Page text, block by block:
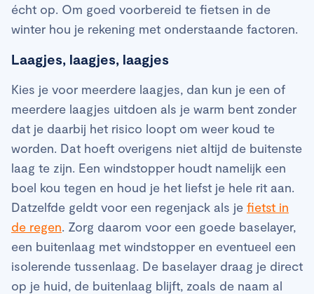
écht op. Om goed voorbereid te fietsen in de
winter hou je rekening met onderstaande factoren.
Laagjes, laagjes, laagjes
Kies je voor meerdere laagjes, dan kun je een of
meerdere laagjes uitdoen als je warm bent zonder
dat je daarbij het risico loopt om weer koud te
worden. Dat hoeft overigens niet altijd de buitenste
laag te zijn. Een windstopper houdt namelijk een
boel kou tegen en houd je het liefst je hele rit aan.
Datzelfde geldt voor een regenjack als je fietst in
de regen. Zorg daarom voor een goede baselayer,
een buitenlaag met windstopper en eventueel een
isolerende tussenlaag. De baselayer draag je direct
op je huid, de buitenlaag blijft, zoals de naam al